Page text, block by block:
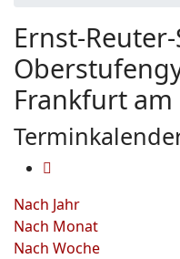
Ernst-
Frankfurt am
Nach Jahr
Nach Monat
Nach Woche